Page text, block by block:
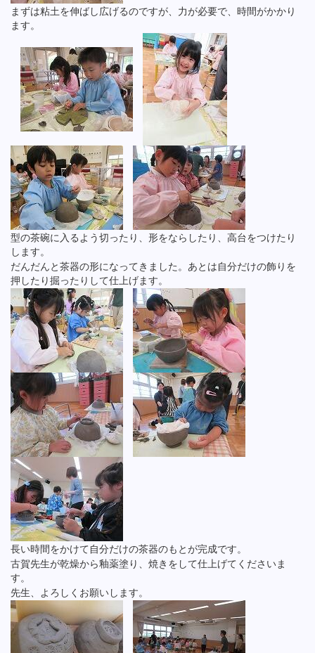
まずは粘土を伸ばし広げるのですが、力が必要で、時間がかかり
ます。
型の茶碗に入るよう切ったり、形をならしたり、高台をつけたり
します。
だんだんと茶器の形になってきました。あとは自分だけの飾りを
押したり掘ったりして仕上げます。
長い時間をかけて自分だけの茶器のもとが完成です。
古賀先生が乾燥から釉薬塗り、焼きをして仕上げてくださいま
す。
先生、よろしくお願いします。